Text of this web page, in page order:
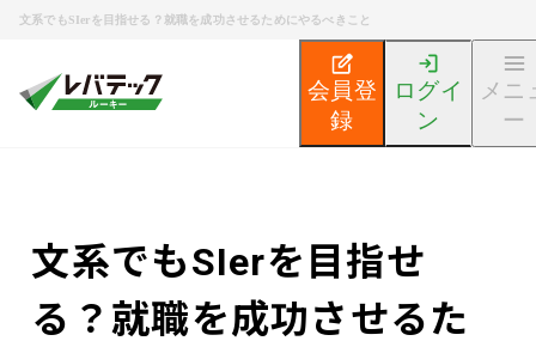
文系でもSIerを目指せる？就職を成功させるためにやるべきこと
会員登
録
ログイ
ン
メニ
ー
エンジニア就活ノウハウ記事
文系でもSIerを目指せ
る？就職を成功させるた